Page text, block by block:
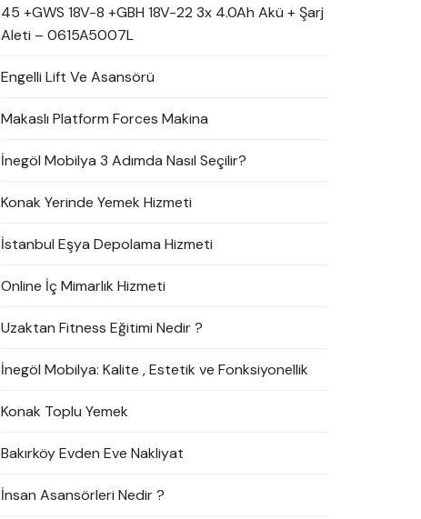
45 +GWS 18V-8 +GBH 18V-22 3x 4.0Ah Akü + Şarj
Aleti – 0615A5007L
Engelli Lift Ve Asansörü
Makaslı Platform Forces Makina
İnegöl Mobilya 3 Adımda Nasıl Seçilir?
Konak Yerinde Yemek Hizmeti
İstanbul Eşya Depolama Hizmeti
Online İç Mimarlık Hizmeti
Uzaktan Fitness Eğitimi Nedir ?
İnegöl Mobilya: Kalite , Estetik ve Fonksiyonellik
Konak Toplu Yemek
Bakırköy Evden Eve Nakliyat
İnsan Asansörleri Nedir ?